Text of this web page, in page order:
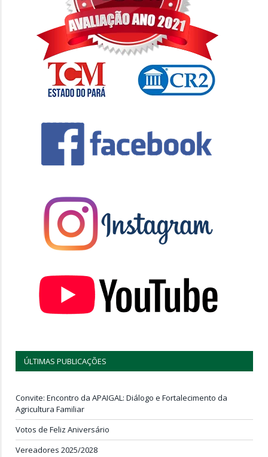
ÚLTIMAS PUBLICAÇÕES
Convite: Encontro da APAIGAL: Diálogo e Fortalecimento da
Agricultura Familiar
Votos de Feliz Aniversário
Vereadores 2025/2028